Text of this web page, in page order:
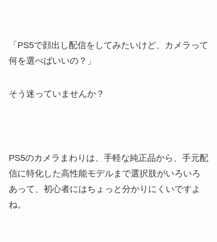
「PS5で顔出し配信をしてみたいけど、カメラって
何を選べばいいの？」
そう迷っていませんか？
PS5のカメラまわりは、手軽な純正品から、手元配
信に特化した高性能モデルまで選択肢がいろいろ
あって、初心者にはちょっと分かりにくいですよ
ね。